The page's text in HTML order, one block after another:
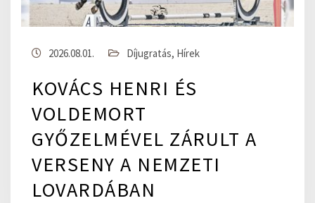
2026.08.01. Díjugratás, Hírek
KOVÁCS HENRI ÉS
VOLDEMORT
GYŐZELMÉVEL ZÁRULT A
VERSENY A NEMZETI
LOVARDÁBAN